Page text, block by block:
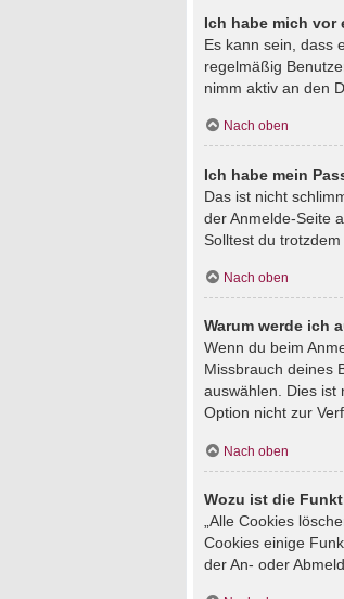
Ich habe mich vor
Es kann sein, dass
regelmäßig
nimm aktiv an den
Nach oben
Ich habe mein
Das ist nicht
der Anmelde-Seite
Solltest du
Nach oben
Warum werde ich
Wenn du beim
Missbrauch deines
auswählen. Dies ist
Option nicht zur
Nach oben
Wozu ist die
„Alle Cookies
Cookies einige
der An- oder